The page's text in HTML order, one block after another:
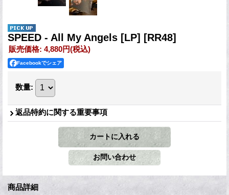
SPEED - All My Angels [LP] [RR48]
販売価格: 4,880円(税込)
Facebookでシェア
数量:
返品特約に関する重要事項
商品詳細